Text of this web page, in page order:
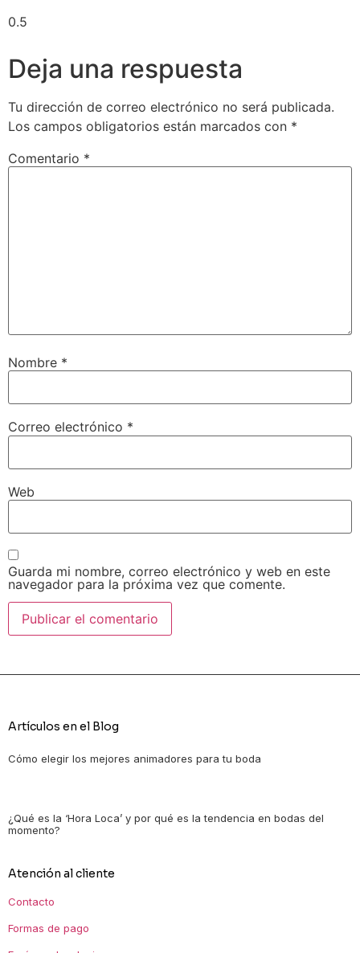
Deja una respuesta
Tu dirección de correo electrónico no será publicada.
Los campos obligatorios están marcados con *
Comentario *
Nombre *
Correo electrónico *
Web
Guarda mi nombre, correo electrónico y web en este
navegador para la próxima vez que comente.
Artículos en el Blog
Cómo elegir los mejores animadores para tu boda
¿Qué es la ‘Hora Loca’ y por qué es la tendencia en bodas del
momento?
Atención al cliente
Contacto
Formas de pago